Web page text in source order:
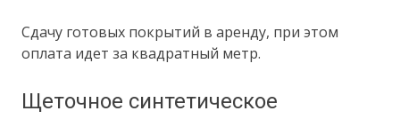
Сдачу готовых покрытий в аренду, при этом
оплата идет за квадратный метр.
Щеточное синтетическое